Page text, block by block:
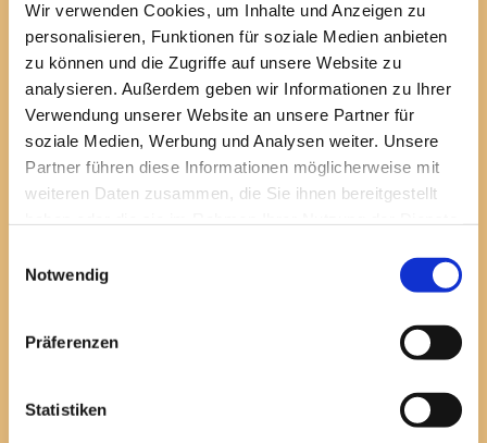
Wir verwenden Cookies, um Inhalte und Anzeigen zu
personalisieren, Funktionen für soziale Medien anbieten
zu können und die Zugriffe auf unsere Website zu
analysieren. Außerdem geben wir Informationen zu Ihrer
Verwendung unserer Website an unsere Partner für
soziale Medien, Werbung und Analysen weiter. Unsere
Partner führen diese Informationen möglicherweise mit
weiteren Daten zusammen, die Sie ihnen bereitgestellt
Notwendig
Präferenzen
Statistiken
März
2025
Sponsorenlauf
28. Februar
2025
08. - 09. Februar
2025
Dressurlehrgang
11. - 12. Januar
2025
Springlehrgang
14. Dezember
2024
Fahrt zur Eishalle
02. November
2024
Fahrt ins Lykke-Land
22. Februar
21. Oktober
Fahrradtour mit der
Ferienspiele Stadt
Spielfest auf dem